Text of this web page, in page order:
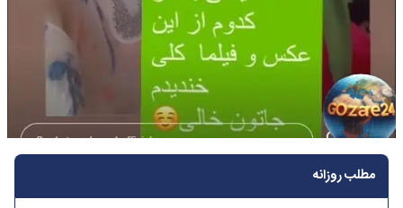
مطلب روزانه